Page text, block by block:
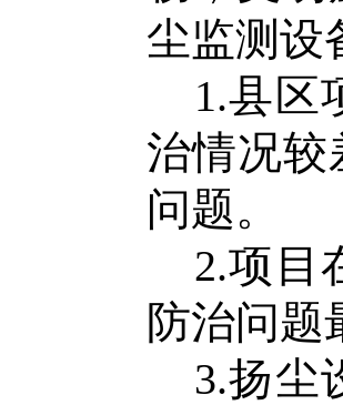
尘监测设
1.县区
治情况较
问题。
2.项目
防治问题
3.扬尘